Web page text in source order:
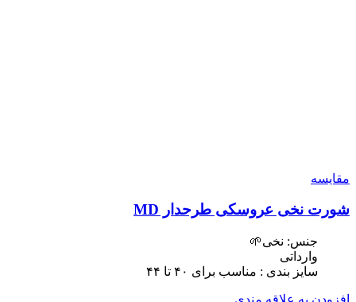
مقایسه
شورت نخی عروسکی طرحدار MD
جنس: نخی🌱
وارداتی
سایز بندی : مناسب برای ۴٠ تا ۴۴
افزودن به علاقه مندی